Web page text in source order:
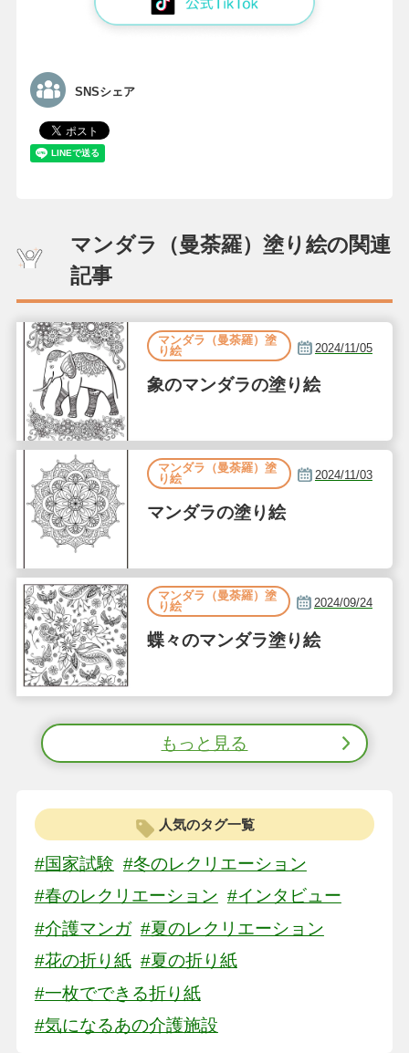
SNSシェア
マンダラ（曼荼羅）塗り絵の関連
記事
マンダラ（曼荼羅）塗
り絵
2024/11/05
象のマンダラの塗り絵
マンダラ（曼荼羅）塗
り絵
2024/11/03
マンダラの塗り絵
マンダラ（曼荼羅）塗
り絵
2024/09/24
蝶々のマンダラ塗り絵
もっと見る
人気のタグ一覧
#国家試験 #冬のレクリエーション
#春のレクリエーション #インタビュー
#介護マンガ #夏のレクリエーション
#花の折り紙 #夏の折り紙
#一枚でできる折り紙
#気になるあの介護施設